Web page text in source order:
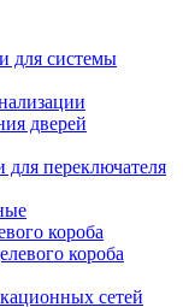
для системы
дверей
переключателя
короба
короба